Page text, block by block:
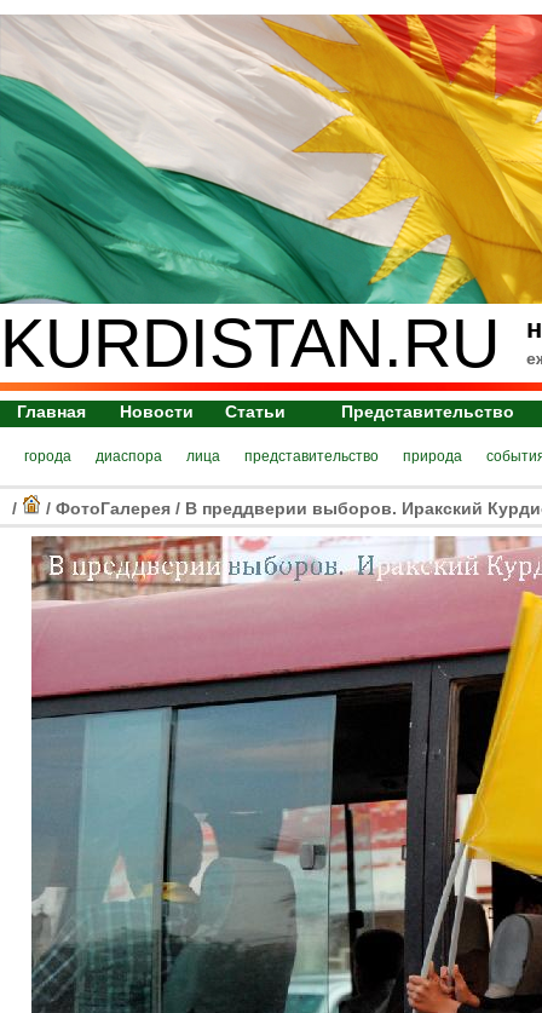
KURDISTAN.RU
Главная Новости Статьи Представительство
города диаспора лица представительство природа
/ / ФотоГалерея / В преддверии выборов. Иракский